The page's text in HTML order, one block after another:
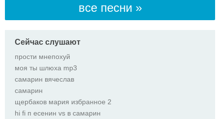
все песни »
Сейчас слушают
прости мнепохуй
моя ты шлюха mp3
самарин вячеслав
самарин
щербаков мария избранное 2
hi fi п есенин vs в самарин